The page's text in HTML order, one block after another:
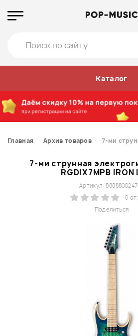
Каталог
Главная Архив товаров 7-ми
7-ми струнная
RGDIX7MPB IRON
Поделиться
Артикул:
0